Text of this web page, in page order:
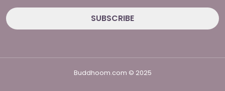
Buddhoom.com © 2025